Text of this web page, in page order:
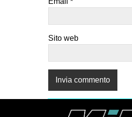
Sito web